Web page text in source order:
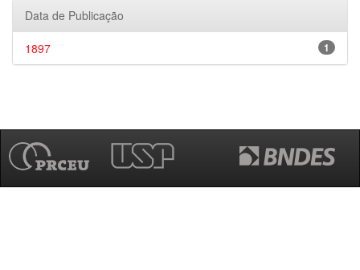
Data de Publicação
1
1897